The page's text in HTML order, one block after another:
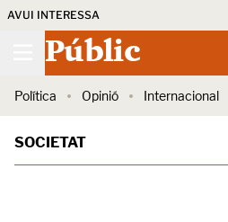
AVUI INTERESSA
Públic
Política Opinió Internacional
SOCIETAT